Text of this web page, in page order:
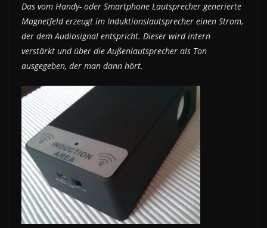
Das vom Handy- oder Smartphone Lautsprecher generierte
Magnetfeld erzeugt im Induktionslautsprecher einen Strom,
der dem Audiosignal entspricht. Dieser wird intern
verstärkt und über die Außenlautsprecher als Ton
ausgegeben, der man dann hört.